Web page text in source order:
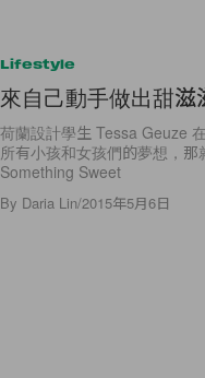
Lifestyle
來自己動手做出甜滋
荷蘭設計學生 Tessa Geuze
所有小孩和女孩們的夢想，
Something Sweet
By Daria Lin/2015年5月6日